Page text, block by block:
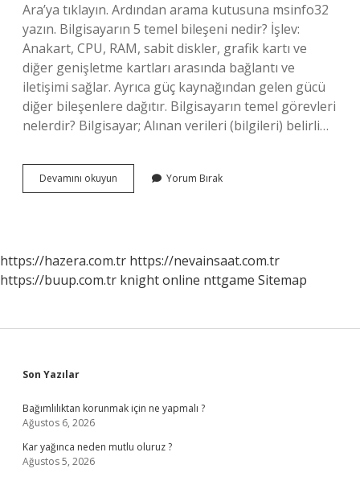
Ara’ya tıklayın. Ardından arama kutusuna msinfo32
yazın. Bilgisayarın 5 temel bileşeni nedir? İşlev:
Anakart, CPU, RAM, sabit diskler, grafik kartı ve
diğer genişletme kartları arasında bağlantı ve
iletişimi sağlar. Ayrıca güç kaynağından gelen gücü
diğer bileşenlere dağıtır. Bilgisayarın temel görevleri
nelerdir? Bilgisayar; Alınan verileri (bilgileri) belirli…
Devamını okuyun Bilgisayarın
Temel
Yorum Bırak
https://hazera.com.tr https://nevainsaat.com.tr
https://buup.com.tr knight online nttgame Sitemap
Sidebar
Son Yazılar
Bağımlılıktan korunmak için ne yapmalı ?
Ağustos 6, 2026
Kar yağınca neden mutlu oluruz ?
Ağustos 5, 2026